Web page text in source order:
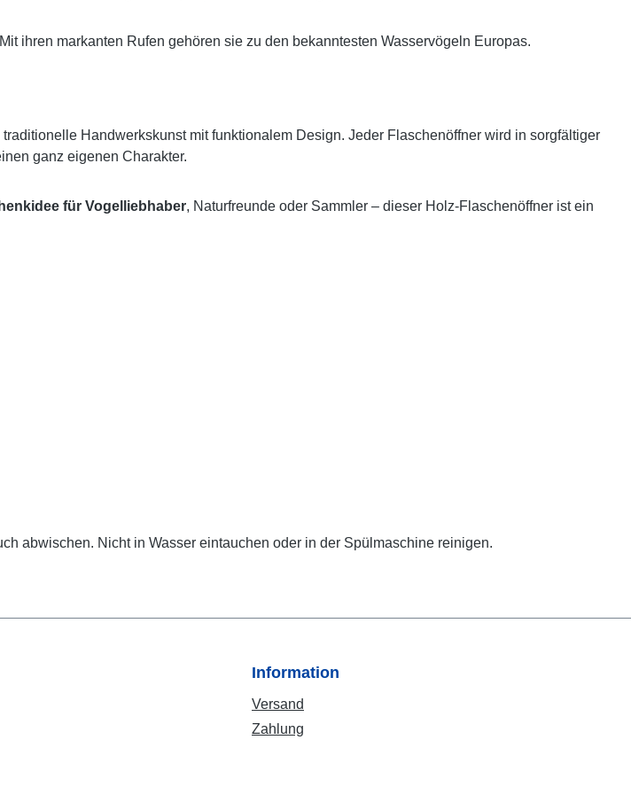
ihren markanten Rufen gehören sie zu den bekanntesten Wasservögeln Europas.
Handwerkskunst mit funktionalem Design. Jeder Flaschenöffner wird in sorgfältiger
ganz eigenen Charakter.
für Vogelliebhaber, Naturfreunde oder Sammler – dieser Holz-Flaschenöffner ist ein
abwischen. Nicht in Wasser eintauchen oder in der Spülmaschine reinigen.
Information
Versand
Zahlung